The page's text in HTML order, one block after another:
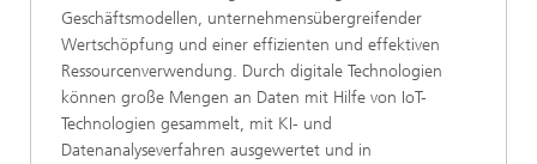
Geschäftsmodellen, unternehmensübergreifender
Wertschöpfung und einer effizienten und effektiven
Ressourcenverwendung. Durch digitale Technologien
können große Mengen an Daten mit Hilfe von IoT-
Technologien gesammelt, mit KI- und
Datenanalyseverfahren ausgewertet und in